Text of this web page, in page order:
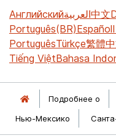
Английскийالعربية中文
Português(BR)Español
PortuguêsTürkçe繁體
Tiếng ViệtBahasa
Подробнее о
Нью-Мексико